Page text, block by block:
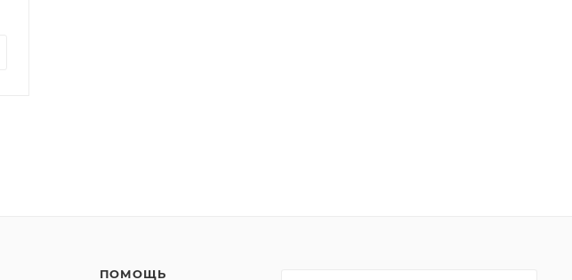
ПОМОЩЬ